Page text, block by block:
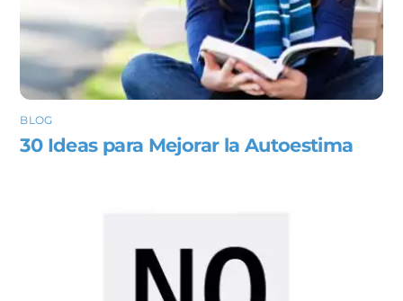
BLOG
30 Ideas para Mejorar la Autoestima